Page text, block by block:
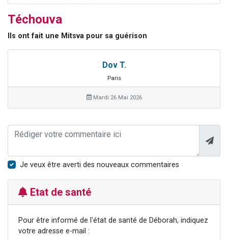
Téchouva
Ils ont fait une Mitsva pour sa guérison
Dov T.
Paris
Mardi 26 Mai 2026
Je veux être averti des nouveaux commentaires
Etat de santé
Pour être informé de l'état de santé de Déborah, indiquez
votre adresse e-mail :